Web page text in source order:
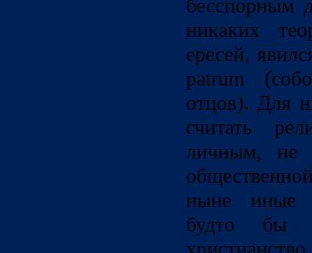
бесспорным
никаких
ересей,
patrum
отцов). Для
считать
личным, не
ныне иные
будто бы